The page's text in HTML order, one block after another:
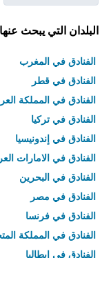
البلدان التي يبحث
الفنادق في المغرب
الفنادق في قطر
الفنادق في المملكة
الفنادق في تركيا
الفنادق في إندونيسيا
الفنادق في الامارات
الفنادق في البحرين
الفنادق في مصر
الفنادق في فرنسا
الفنادق في المملكة
الفنادق في إيطاليا